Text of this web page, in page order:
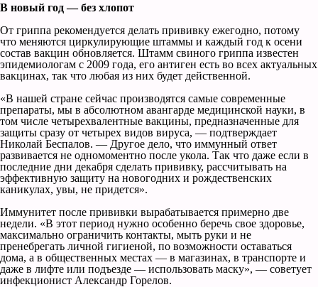
В новый год — без хлопот
От гриппа рекомендуется делать прививку ежегодно, потому
что меняются циркулирующие штаммы и каждый год к осени
состав вакцин обновляется. Штамм свиного гриппа известен
эпидемиологам с 2009 года, его антиген есть во всех актуальных
вакцинах, так что любая из них будет действенной.
«В нашей стране сейчас производятся самые современные
препараты, мы в абсолютном авангарде медицинской науки, в
том числе четырехвалентные вакцины, предназначенные для
защиты сразу от четырех видов вируса, — подтверждает
Николай Беспалов. — Другое дело, что иммунный ответ
развивается не одномоментно после укола. Так что даже если в
последние дни декабря сделать прививку, рассчитывать на
эффективную защиту на новогодних и рождественских
каникулах, увы, не придется».
Иммунитет после прививки вырабатывается примерно две
недели. «В этот период нужно особенно беречь свое здоровье,
максимально ограничить контакты, мыть руки и не
пренебрегать личной гигиеной, по возможности оставаться
дома, а в общественных местах — в магазинах, в транспорте и
даже в лифте или подъезде — использовать маску», — советует
инфекционист Александр Горелов.